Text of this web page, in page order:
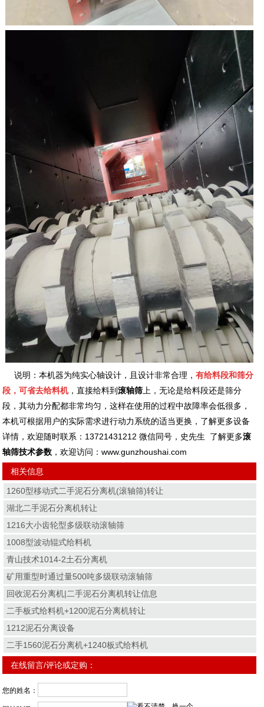
说明：本机器为纯实心轴设计，且设计非常合理，有给料段和筛分
段，可省去给料机，直接给料到滚轴筛 上，无论是给料段还是筛分
段，其动力分配都非常均匀，这样在使用的过程中故障率会低很多，
本机可根据用户的实际需求进行动力系统的适当更换，了解更多设备
详情，欢迎随时联系：13721431212 微信同号，史先生 了解更多滚
轴筛技术参数 ，欢迎访问：www.gunzhoushai.com
相关信息
1260型移动式二手泥石分离机(滚轴筛)转让
湖北二手泥石分离机转让
1216大小齿轮型多级联动滚轴筛
1008型波动辊式给料机
青山技术1014-2土石分离机
矿用重型时通过量500吨多级联动滚轴筛
回收泥石分离机|二手泥石分离机转让信息
二手板式给料机+1200泥石分离机转让
1212泥石分离设备
二手1560泥石分离机+1240板式给料机
在线留言/评论或定购：
您的姓名：